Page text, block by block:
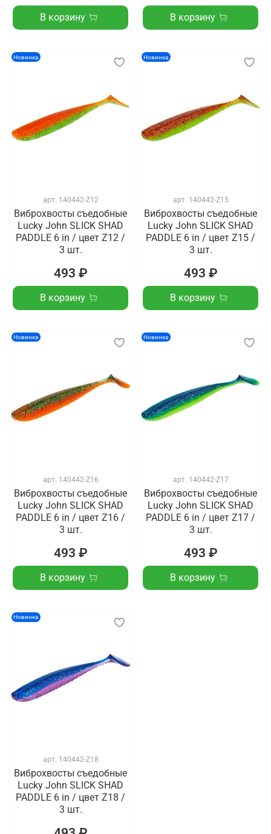
В корзину В корзину
Новинка
арт. 140442-Z12
Виброхвосты съедобные
Lucky John SLICK SHAD
PADDLE 6 in / цвет Z12 /
3 шт.
493 ₽
В корзину
Новинка
арт. 140442-Z15
Виброхвосты съедобные
Lucky John SLICK SHAD
PADDLE 6 in / цвет Z15 /
3 шт.
493 ₽
В корзину
Новинка
арт. 140442-Z16
Виброхвосты съедобные
Lucky John SLICK SHAD
PADDLE 6 in / цвет Z16 /
3 шт.
493 ₽
В корзину
Новинка
арт. 140442-Z17
Виброхвосты съедобные
Lucky John SLICK SHAD
PADDLE 6 in / цвет Z17 /
3 шт.
493 ₽
В корзину
Новинка
арт. 140442-Z18
Виброхвосты съедобные
Lucky John SLICK SHAD
PADDLE 6 in / цвет Z18 /
3 шт.